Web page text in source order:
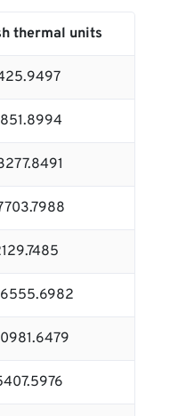
thermal units